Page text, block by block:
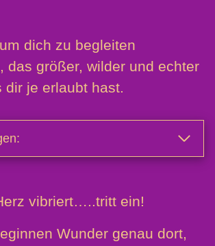
dich zu begleiten
das größer, wilder und echter
dir je erlaubt hast.
vibriert…..tritt ein!
Wunder genau dort,